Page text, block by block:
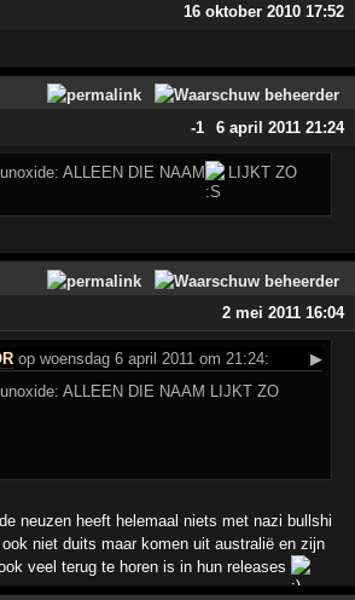
16 oktober 2010 17:52
-1
6 april 2011 21:24
ALLEEN DIE NAAM
LIJKT ZO
2 mei 2011 16:04
op woensdag 6 april 2011 om 21:24:
▶
ALLEEN DIE NAAM LIJKT ZO
neuzen heeft helemaal niets met nazi bullshi
niet duits maar komen uit australië en zijn
veel terug te horen is in hun releases